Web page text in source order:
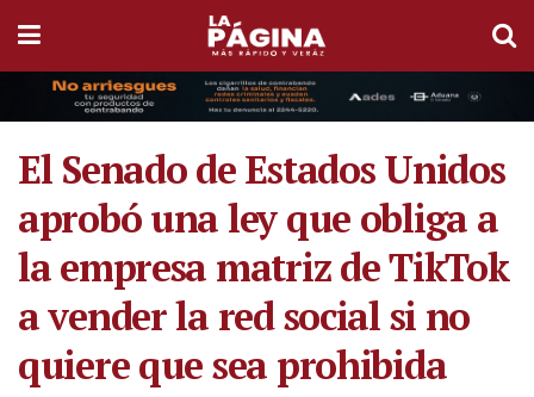
El Senado de Estados Unidos
aprobó una ley que obliga a
la empresa matriz de TikTok
a vender la red social si no
quiere que sea prohibida